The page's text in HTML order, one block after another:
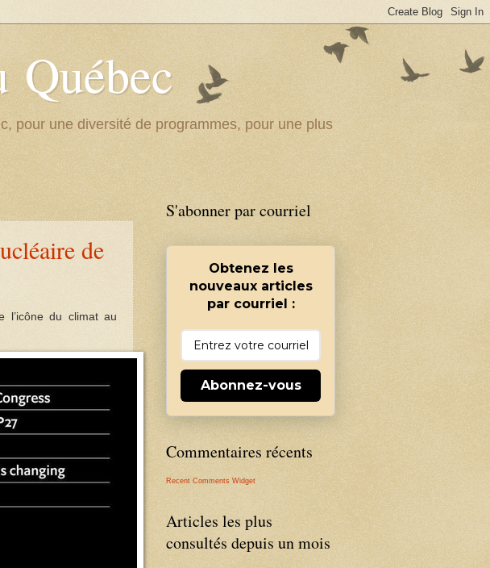
Québec
pour une diversité de programmes, pour une plus
de
l’icône du climat au
S'abonner par courriel
Obtenez les
nouveaux articles
par courriel :
Abonnez-vous
Commentaires récents
Recent Comments Widget
Articles les plus
consultés depuis un mois